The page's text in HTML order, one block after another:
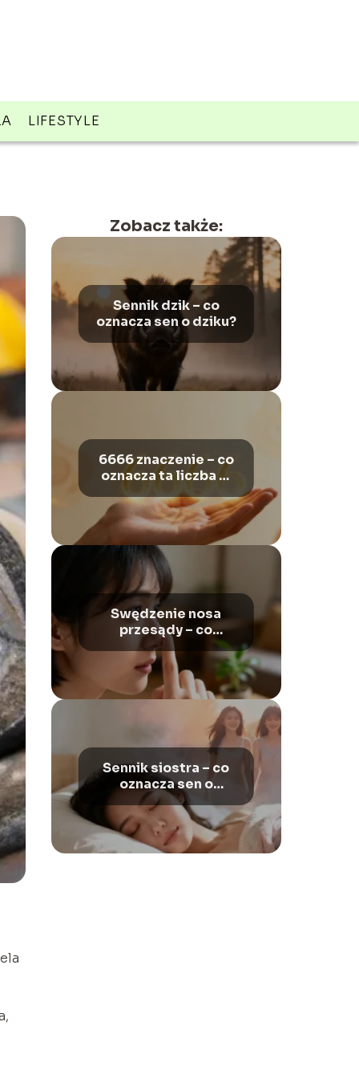
LIFESTYLE
Zobacz także:
Sennik dzik – co
oznacza sen o dziku?
6666 znaczenie – co
oznacza ta liczba w
numerologii?
Swędzenie nosa
przesądy – co
oznacza i jak je
interpretować?
Sennik siostra – co
oznacza sen o
siostrze?